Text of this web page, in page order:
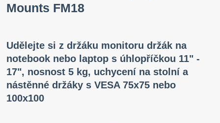
Mounts FM18
Udělejte si z držáku monitoru držák na
notebook nebo laptop s úhlopříčkou 11" -
17", nosnost 5 kg, uchycení na stolní a
nástěnné držáky s VESA 75x75 nebo
100x100